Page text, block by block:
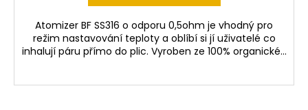
Atomizer BF SS316 o odporu 0,5ohm je vhodný pro
režim nastavování teploty a oblíbí si jí uživatelé co
inhalují páru přímo do plic. Vyroben ze 100% organické...